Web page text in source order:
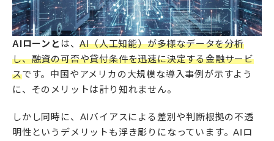
AIローンと は、AI（人工知能）が多様なデータを分析
し、融資の可否や貸付条件を迅速に決定する金融サービ
スです。中国やアメリカの大規模な導入事例が示すよう
に、そのメリットは計り知れません。
しかし同時に、AIバイアスによる差別や判断根拠の不透
明性というデメリットも浮き彫りになっています。AIロ